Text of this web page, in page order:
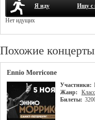
Я иду Ищу с
Нет идущих
Похожие концерты
Ennio Morricone
Участники:
Жанр:
Билеты: